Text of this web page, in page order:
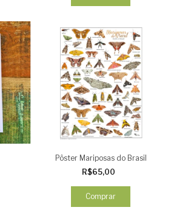
Pôster Mariposas do Brasil
R$65,00
Comprar